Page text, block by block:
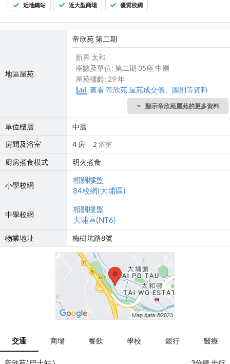
近地鐵站 近大型商場 優質校網
地區屋苑
帝欣苑 第二期
新界 太和
座數及單位: 第二期 35座 中層
屋苑樓齡: 29 年
查看 帝欣苑 屋苑成交價、圖則等資料
顯示帝欣苑屋苑的更多資料
單位樓層
中層
房間及浴室
4 房 2 浴室
廚房煮食模式 明火煮食
小學校網
相關樓盤
84校網(大埔區)
中學校網
相關樓盤
大埔區(NT6)
物業地址 梅樹坑路8號
交通 商場 餐飲 學校 銀行 醫療